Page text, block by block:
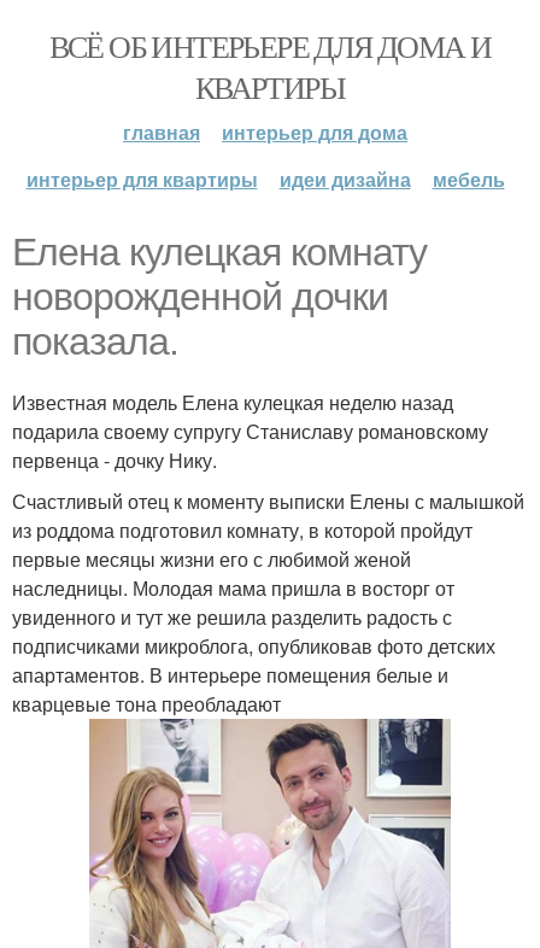
ВСЁ ОБ ИНТЕРЬЕРЕ ДЛЯ ДОМА И
КВАРТИРЫ
главная
интерьер для дома
интерьер для квартиры
идеи дизайна мебель
Елена кулецкая комнату
новорожденной дочки
показала.
Известная модель Елена кулецкая неделю назад
подарила своему супругу Станиславу романовскому
первенца - дочку Нику.
Счастливый отец к моменту выписки Елены с малышкой
из роддома подготовил комнату, в которой пройдут
первые месяцы жизни его с любимой женой
наследницы. Молодая мама пришла в восторг от
увиденного и тут же решила разделить радость с
подписчиками микроблога, опубликовав фото детских
апартаментов. В интерьере помещения белые и
кварцевые тона преобладают